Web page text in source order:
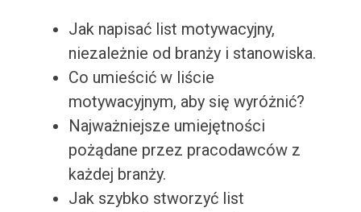
Jak napisać list motywacyjny,
niezależnie od branży i stanowiska.
Co umieścić w liście
motywacyjnym, aby się wyróżnić?
Najważniejsze umiejętności
pożądane przez pracodawców z
każdej branży.
Jak szybko stworzyć list